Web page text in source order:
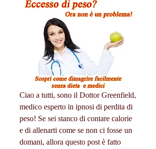
Ciao a tutti, sono il Dottor Greenfield,
medico esperto in ipnosi di perdita di
peso! Se sei stanco di contare calorie
e di allenarti come se non ci fosse un
domani, allora questo post è fatto